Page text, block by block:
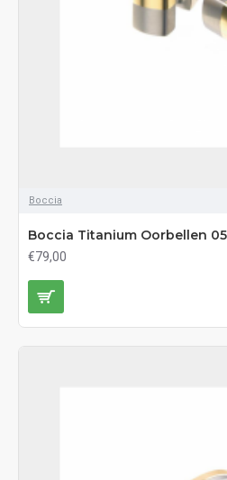
Boccia
Boccia Titanium Oorbellen
€79,00